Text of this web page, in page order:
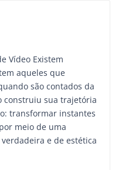
Vídeo Existem
aqueles que
são contados da
construiu sua trajetória
transformar instantes
meio de uma
e de estética